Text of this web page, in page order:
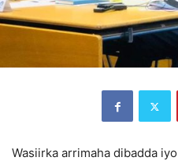
Wasiirka arrimaha dibadda